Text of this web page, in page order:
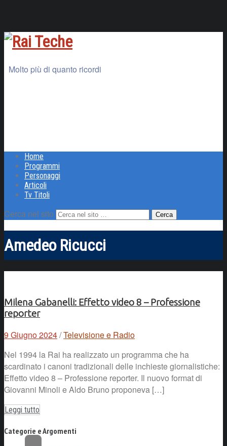
Molto più di quanto ricordi
Home
Programmi
Personaggi
Articoli
Tv Titoli
Cerca nel sito
Amedeo Ricucci
Milena Gabanelli: Effetto video 8 – Professione
reporter
9 Giugno 2024/Televisione e Radio
Nel 1994 la Rai ha realizzato un programma che ha
scardinato i canoni tradizionali delle inchieste giornalistiche:
Effetto video 8 – Professione reporter. Il nuovo format di
Giovanni Minoli e Aldo Bruno proponeva […]
Leggi tutto
Categorie e Argomenti